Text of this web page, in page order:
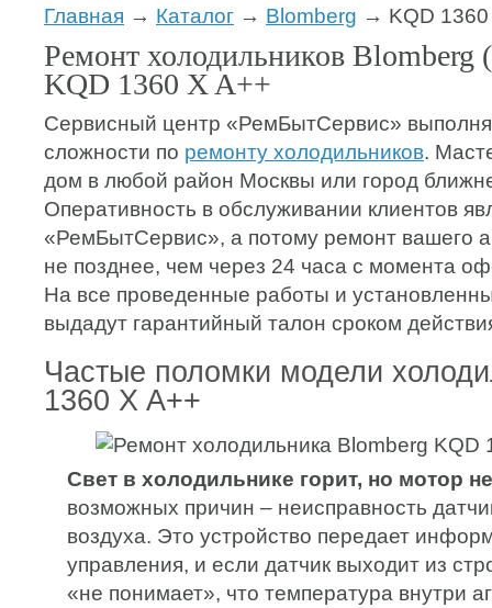
Главная → Каталог → Blomberg → KQD 1360
Ремонт холодильников Blomberg
KQD 1360 X A++
Сервисный центр «РемБытСервис»
сложности по ремонту холодильников.
дом в любой район Москвы или город
Оперативность в обслуживании клиентов
«РемБытСервис», а потому ремонт вашего
не позднее, чем через 24 часа с момента
На все проведенные работы и
выдадут гарантийный талон сроком
Частые поломки модели
1360 X A++
Свет в холодильнике горит, но мотор
возможных причин – неисправность
воздуха. Это устройство передает
управления, и если датчик выходит из
«не понимает», что температура внутри